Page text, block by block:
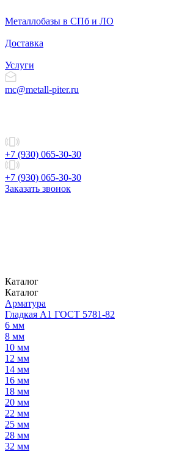
Металлобазы в СПб и ЛО
Доставка
Услуги
mc@metall-piter.ru
+7 (930) 065-30-30
+7 (930) 065-30-30
Заказать звонок
Каталог
Каталог
Арматура
Гладкая А1 ГОСТ 5781-82
6 мм
8 мм
10 мм
12 мм
14 мм
16 мм
18 мм
20 мм
22 мм
25 мм
28 мм
32 мм